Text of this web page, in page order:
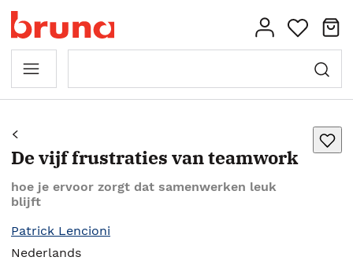
De vijf frustraties van teamwork
hoe je ervoor zorgt dat samenwerken leuk
blijft
Patrick Lencioni
Nederlands